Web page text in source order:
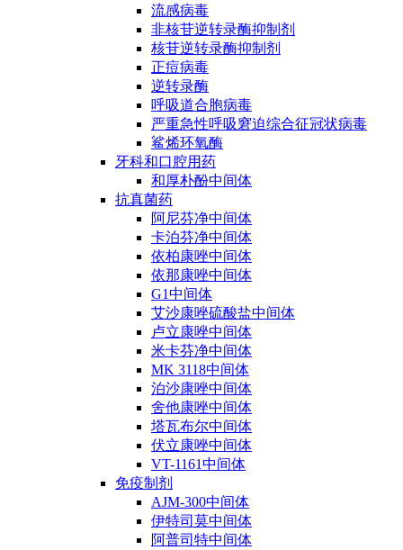
流感病毒
非核苷逆转录酶抑制剂
核苷逆转录酶抑制剂
正痘病毒
逆转录酶
呼吸道合胞病毒
严重急性呼吸窘迫综合征冠状病毒
鲨烯环氧酶
牙科和口腔用药
和厚朴酚中间体
抗真菌药
阿尼芬净中间体
卡泊芬净中间体
依柏康唑中间体
依那康唑中间体
G1中间体
艾沙康唑硫酸盐中间体
卢立康唑中间体
米卡芬净中间体
MK 3118中间体
泊沙康唑中间体
舍他康唑中间体
塔瓦布尔中间体
伏立康唑中间体
VT-1161中间体
免疫制剂
AJM-300中间体
伊特司莫中间体
阿普司特中间体